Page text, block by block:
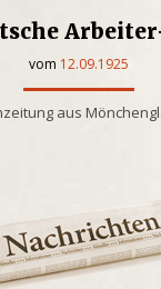
vom 12.09.1925
aus